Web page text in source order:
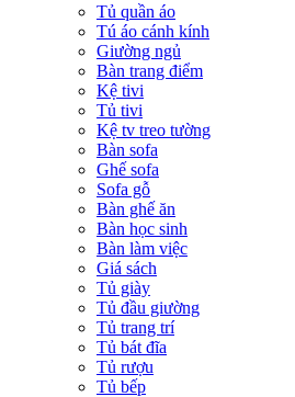
Tủ quần áo
Tú áo cánh kính
Giường ngủ
Bàn trang điểm
Kệ tivi
Tủ tivi
Kệ tv treo tường
Bàn sofa
Ghế sofa
Sofa gỗ
Bàn ghế ăn
Bàn học sinh
Bàn làm việc
Giá sách
Tủ giày
Tủ đầu giường
Tủ trang trí
Tủ bát đĩa
Tủ rượu
Tủ bếp